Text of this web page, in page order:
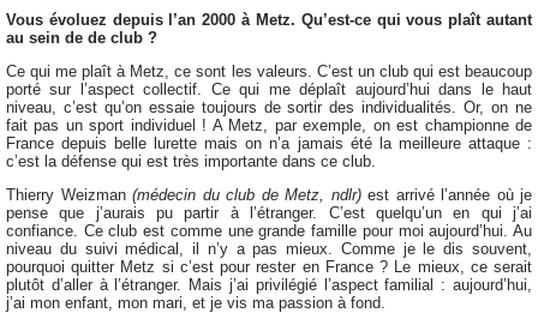
Vous évoluez depuis l’an 2000 à Metz. Qu’est-ce qui vous plaît autant
au sein de de club ?
Ce qui me plaît à Metz, ce sont les valeurs. C’est un club qui est beaucoup
porté sur l’aspect collectif. Ce qui me déplaît aujourd’hui dans le haut
niveau, c’est qu’on essaie toujours de sortir des individualités. Or, on ne
fait pas un sport individuel ! A Metz, par exemple, on est championne de
France depuis belle lurette mais on n’a jamais été la meilleure attaque :
c’est la défense qui est très importante dans ce club.
Thierry Weizman (médecin du club de Metz, ndlr)est arrivé l’année où je
pense que j’aurais pu partir à l’étranger. C’est quelqu’un en qui j’ai
confiance. Ce club est comme une grande famille pour moi aujourd’hui. Au
niveau du suivi médical, il n’y a pas mieux. Comme je le dis souvent,
pourquoi quitter Metz si c’est pour rester en France ? Le mieux, ce serait
plutôt d’aller à l’étranger. Mais j’ai privilégié l’aspect familial : aujourd’hui,
j’ai mon enfant, mon mari, et je vis ma passion à fond.